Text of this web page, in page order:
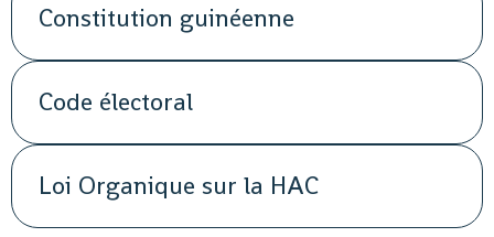
Constitution guinéenne
Code électoral
Loi Organique sur la HAC